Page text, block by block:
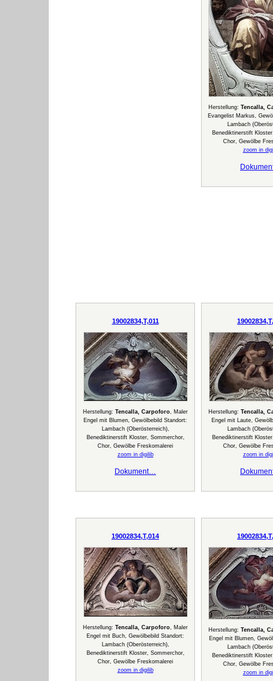
Herstellung: Tencalla,
Evangelist Markus,
Lambach
Benediktinerstift
Chor, Gewölbe
zoom in
19002834,T,011
Herstellung: Tencalla, Carpoforo, Maler
Engel mit Blumen, Gewölbebild Standort:
Lambach (Oberösterreich),
Benediktinerstift Kloster, Sommerchor,
Chor, Gewölbe Freskomalerei
zoom in digilib
Dokument…
Herstellung: Tencalla,
Engel mit Laute,
Lambach
Benediktinerstift
Chor, Gewölbe
zoom in
19002834,T,014
Herstellung: Tencalla, Carpoforo, Maler
Engel mit Buch, Gewölbebild Standort:
Lambach (Oberösterreich),
Benediktinerstift Kloster, Sommerchor,
Chor, Gewölbe Freskomalerei
zoom in digilib
Herstellung: Tencalla,
Engel mit Blumen,
Lambach
Benediktinerstift
Chor, Gewölbe
zoom in